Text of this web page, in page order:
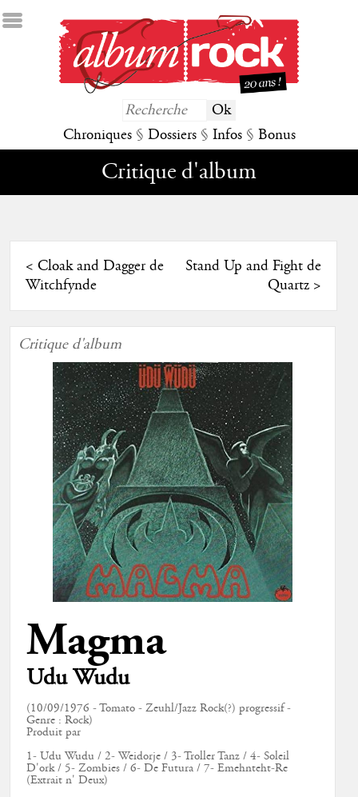
Chroniques § Dossiers § Infos § Bonus
Critique d'album
< Cloak and Dagger de
Witchfynde
Stand Up and Fight de
Quartz>
Critique d'album
Magma
Udu Wudu
(10/09/1976 - Tomato - Zeuhl/Jazz Rock(?) progressif -
Genre : Rock)
Produit par
1- Udu Wudu / 2- Weidorje / 3- Troller Tanz / 4- Soleil
D'ork / 5- Zombies / 6- De Futura / 7- Emehnteht-Re
(Extrait n' Deux)